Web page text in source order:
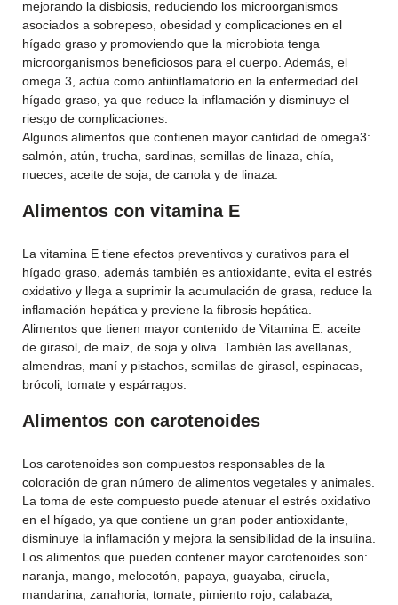
mejorando la disbiosis, reduciendo los microorganismos
asociados a sobrepeso, obesidad y complicaciones en el
hígado graso y promoviendo que la microbiota tenga
microorganismos beneficiosos para el cuerpo. Además, el
omega 3, actúa como antiinflamatorio en la enfermedad del
hígado graso, ya que reduce la inflamación y disminuye el
riesgo de complicaciones.
Algunos alimentos que contienen mayor cantidad de omega3:
salmón, atún, trucha, sardinas, semillas de linaza, chía,
nueces, aceite de soja, de canola y de linaza.
Alimentos con vitamina E
La vitamina E tiene efectos preventivos y curativos para el
hígado graso, además también es antioxidante, evita el estrés
oxidativo y llega a suprimir la acumulación de grasa, reduce la
inflamación hepática y previene la fibrosis hepática.
Alimentos que tienen mayor contenido de Vitamina E: aceite
de girasol, de maíz, de soja y oliva. También las avellanas,
almendras, maní y pistachos, semillas de girasol, espinacas,
brócoli, tomate y espárragos.
Alimentos con carotenoides
Los carotenoides son compuestos responsables de la
coloración de gran número de alimentos vegetales y animales.
La toma de este compuesto puede atenuar el estrés oxidativo
en el hígado, ya que contiene un gran poder antioxidante,
disminuye la inflamación y mejora la sensibilidad de la insulina.
Los alimentos que pueden contener mayor carotenoides son:
naranja, mango, melocotón, papaya, guayaba, ciruela,
mandarina, zanahoria, tomate, pimiento rojo, calabaza,